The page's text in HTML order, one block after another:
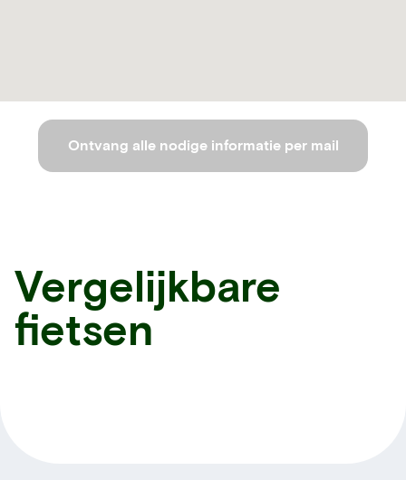
Ontvang alle nodige informatie per mail
Vergelijkbare
fietsen